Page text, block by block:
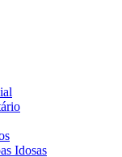
Idosas